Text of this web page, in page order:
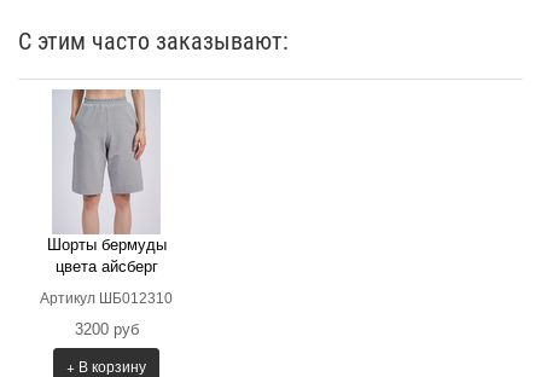
С этим часто заказывают:
Шорты бермуды
цвета айсберг
Артикул ШБ012310
3200 руб
+ В корзину